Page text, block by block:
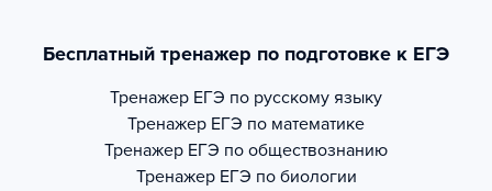
Бесплатный тренажер по подготовке к ЕГЭ
Тренажер ЕГЭ по русскому языку
Тренажер ЕГЭ по математике
Тренажер ЕГЭ по обществознанию
Тренажер ЕГЭ по биологии